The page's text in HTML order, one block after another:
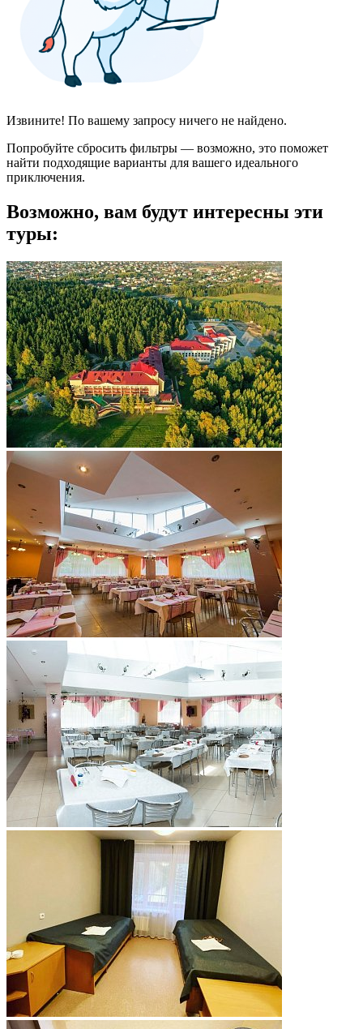
Извините! По вашему запросу ничего не найдено.
Попробуйте сбросить фильтры — возможно, это поможет
найти подходящие варианты для вашего идеального
приключения.
Возможно, вам будут интересны эти
туры: